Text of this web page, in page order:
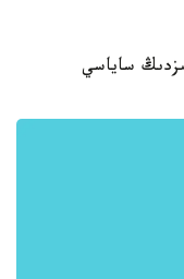
ساياسي